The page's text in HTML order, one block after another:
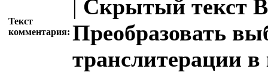
Текст
комментария:
| Скрытый текст
Преобразовать
транслитерации